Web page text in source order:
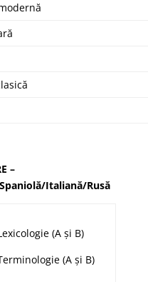
–
Italiană/Rusă
(A și B)
(A și B)